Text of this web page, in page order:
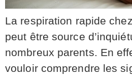
La respiration rapide
peut être source
nombreux parents. En
vouloir comprendre les